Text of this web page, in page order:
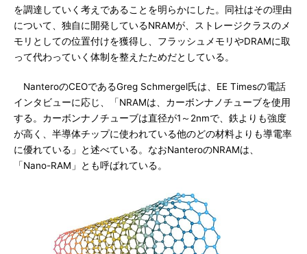
を調達していく考えであることを明らかにした。同社はその理由
について、独自に開発しているNRAMが、ストレージクラスのメ
モリとしての位置付けを獲得し、フラッシュメモリやDRAMに取
って代わっていく体制を整えたためだとしている。
NanteroのCEOであるGreg Schmergel氏は、EE Timesの電話
インタビューに応じ、「NRAMは、カーボンナノチューブを使用
する。カーボンナノチューブは直径が1～2nmで、鉄よりも強度
が高く、半導体チップに使われている他のどの材料よりも導電率
に優れている」と述べている。なおNanteroのNRAMは、
「Nano-RAM」とも呼ばれている。